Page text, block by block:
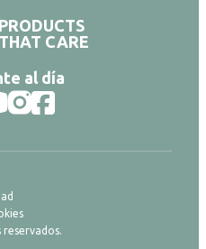
PRODUCTS
THAT CARE
al día
reservados.